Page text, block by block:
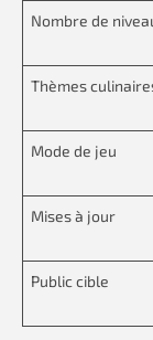
Nombre de
Thèmes
Mode de jeu
Mises à jour
Public cible